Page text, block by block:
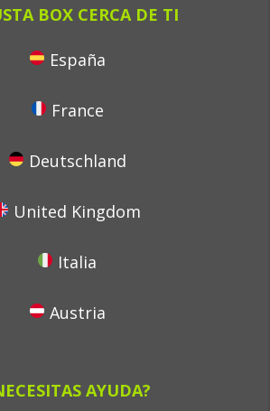
BOX CERCA DE TI
España
France
Deutschland
United Kingdom
Italia
Austria
AYUDA?